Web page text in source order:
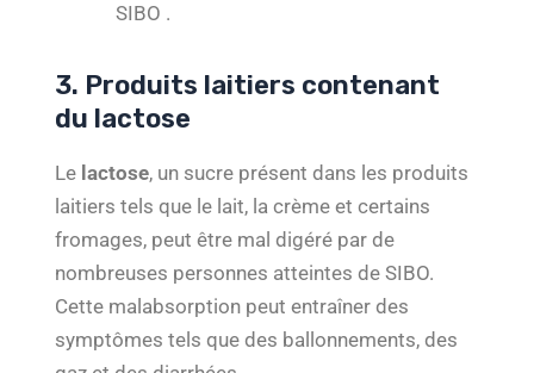
SIBO .
3. Produits laitiers contenant
du lactose
Le lactose, un sucre présent dans les produits
laitiers tels que le lait, la crème et certains
fromages, peut être mal digéré par de
nombreuses personnes atteintes de SIBO.
Cette malabsorption peut entraîner des
symptômes tels que des ballonnements, des